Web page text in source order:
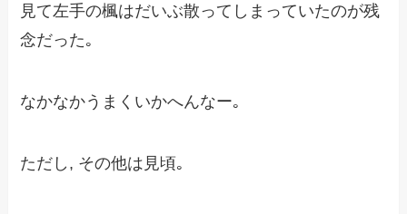
見て左手の楓はだいぶ散ってしまっていたのが残
念だった｡
なかなかうまくいかへんなー｡
ただし, その他は見頃｡